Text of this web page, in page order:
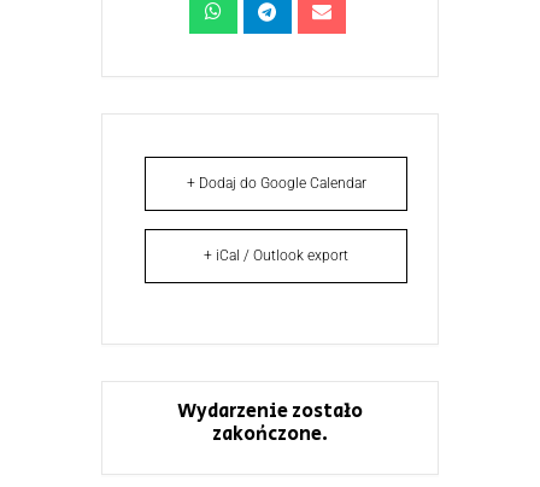
+ Dodaj do Google Calendar
+ iCal / Outlook export
Wydarzenie zostało
zakończone.